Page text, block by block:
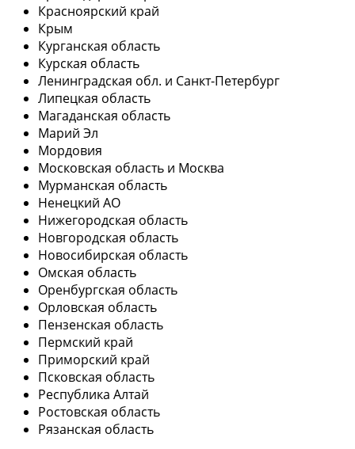
Красноярский край
Крым
Курганская область
Курская область
Ленинградская обл. и Санкт-Петербург
Липецкая область
Магаданская область
Марий Эл
Мордовия
Московская область и Москва
Мурманская область
Ненецкий АО
Нижегородская область
Новгородская область
Новосибирская область
Омская область
Оренбургская область
Орловская область
Пензенская область
Пермский край
Приморский край
Псковская область
Республика Алтай
Ростовская область
Рязанская область